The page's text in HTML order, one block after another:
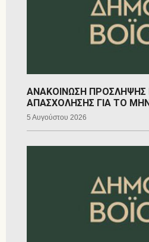
ΑΝΑΚΟΙΝΩΣΗ
ΑΠΑΣΧΟΛΗΣΗΣ ΓΙΑ ΤΟ
5 Αυγούστου 2026